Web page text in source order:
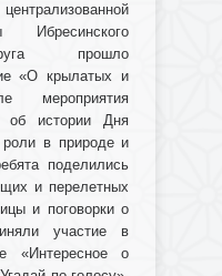
Ибресинского
прошло
«О крылатых и
мероприятия
об истории Дня
в природе и
поделились
и перелетных
и поговорки о
участие в
«Интересное о